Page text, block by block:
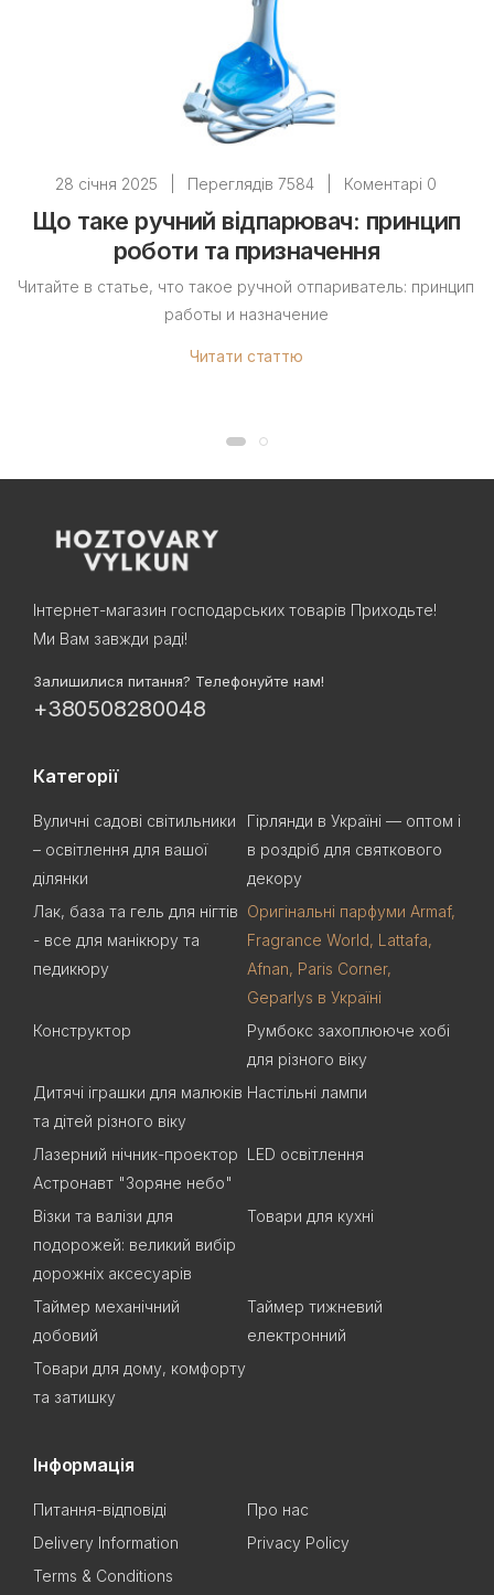
28 січня 2025 Переглядів 7584 Коментарі 0
Що таке ручний відпарювач: принцип
роботи та призначення
Читайте в статье, что такое ручной отпариватель: принцип
работы и назначение
Читати статтю
Інтернет-магазин господарських товарів Приходьте!
Ми Вам завжди раді!
Залишилися питання? Телефонуйте нам!
+380508280048
Категорії
Вуличні садові світильники
– освітлення для вашої
ділянки
Гірлянди в Україні — оптом і
в роздріб для святкового
декору
Лак, база та гель для нігтів
- все для манікюру та
педикюру
Оригінальні парфуми Armaf,
Fragrance World, Lattafa,
Afnan, Paris Corner,
Geparlys в Україні
Конструктор
Румбокс захоплююче хобі
для різного віку
Дитячі іграшки для малюків
та дітей різного віку
Настільні лампи
Лазерний нічник-проектор
Астронавт "Зоряне небо"
LED освітлення
Візки та валізи для
подорожей: великий вибір
дорожніх аксесуарів
Товари для кухні
Таймер механічний
добовий
Таймер тижневий
електронний
Товари для дому, комфорту
та затишку
Інформація
Питання-відповіді
Про нас
Delivery Information
Privacy Policy
Terms & Conditions